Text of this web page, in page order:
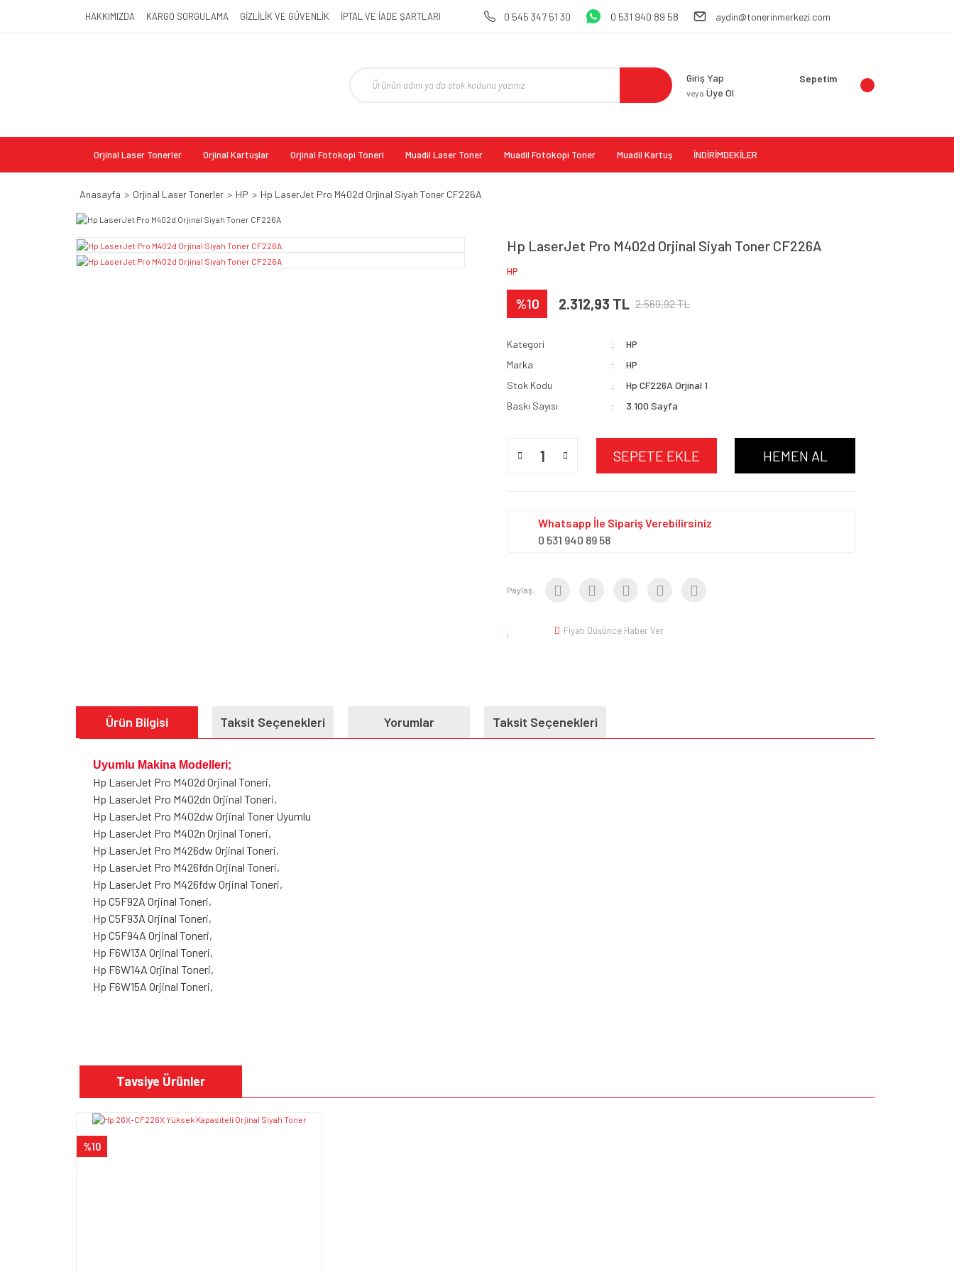
HAKKIMIZDA KARGO SORGULAMA GİZLİLİK VE GÜVENLİK İPTAL VE İADE ŞARTLARI 0 545 347 51 30 0 531 940 89 58 aydin@tonerinmerkezi.com
Giriş Yap
veya Üye Ol
Sepetim
Orjinal Laser Tonerler Orjinal Kartuşlar Orjinal Fotokopi Toneri Muadil Laser Toner Muadil Fotokopi Toner Muadil Kartuş İNDİRİMDEKİLER
Anasayfa Orjinal Laser Tonerler HP Hp LaserJet Pro M402d Orjinal Siyah Toner CF226A
Hp LaserJet Pro M402d Orjinal Siyah Toner CF226A
HP
%10 2.312,93 TL 2.569,92 TL
Kategori
HP
Marka
HP
Stok Kodu
Hp CF226A Orjinal 1
Baskı Sayısı
3.100 Sayfa
SEPETE EKLE HEMEN AL
Whatsapp İle Sipariş Verebilirsiniz
0 531 940 89 58
Paylaş:
Fiyatı Düşünce Haber Ver
Ürün Bilgisi Taksit Seçenekleri Yorumlar Taksit Seçenekleri
Uyumlu Makina Modelleri;
Hp LaserJet Pro M402d Orjinal Toneri,
Hp LaserJet Pro M402dn Orjinal Toneri,
Hp LaserJet Pro M402dw Orjinal Toner Uyumlu
Hp LaserJet Pro M402n Orjinal Toneri,
Hp LaserJet Pro M426dw Orjinal Toneri,
Hp LaserJet Pro M426fdn Orjinal Toneri,
Hp LaserJet Pro M426fdw Orjinal Toneri,
Hp C5F92A Orjinal Toneri,
Hp C5F93A Orjinal Toneri,
Hp C5F94A Orjinal Toneri,
Hp F6W13A Orjinal Toneri,
Hp F6W14A Orjinal Toneri,
Hp F6W15A Orjinal Toneri,
Görüş ve önerileriniz için teşekkür ederiz.
Ürün açıklamasında eksik bilgiler bulunuyor.
Tavsiye Ürünler
%10